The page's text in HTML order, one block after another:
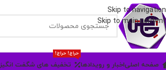
Skip to navigation
Skip to main content
صفحه اصلیاخبار و رویدادها تخفیف های شگفت انگیز
حراج! حراج!